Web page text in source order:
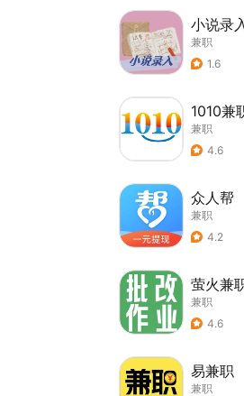
小说录
兼职
1.6
1010兼
兼职
4.6
众人帮
兼职
4.2
萤火兼
兼职
4.6
易兼职
兼职